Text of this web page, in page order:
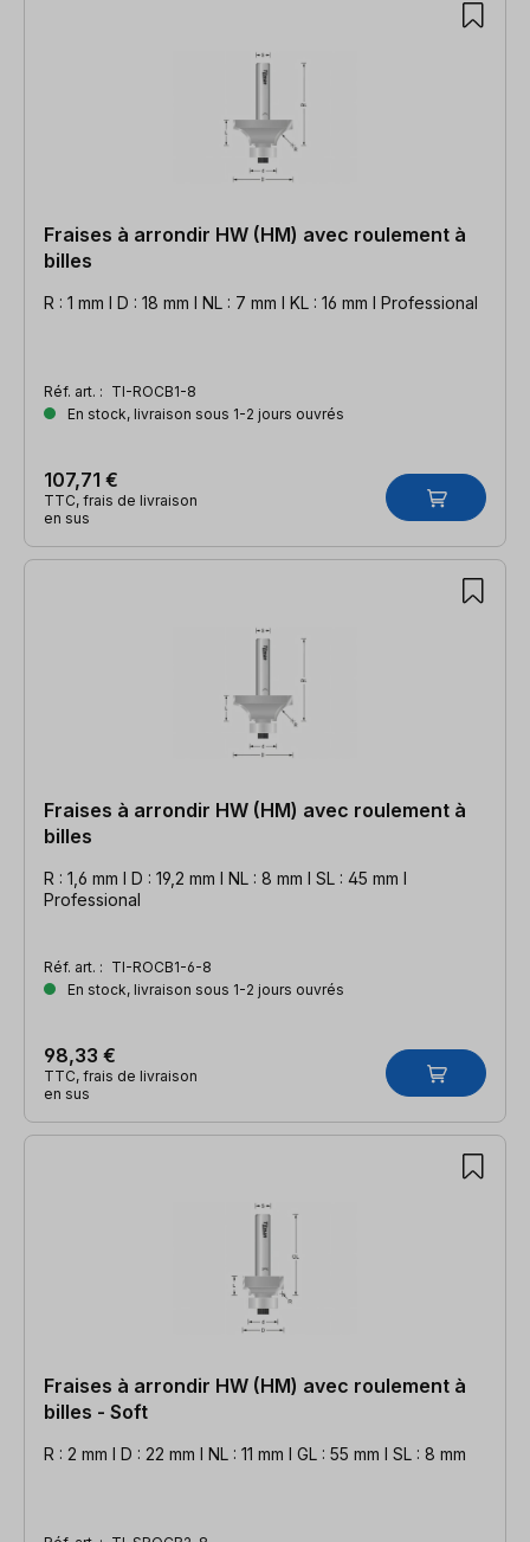
Fraises à arrondir HW (HM) avec roulement à
billes
R : 1 mm l D : 18 mm l NL : 7 mm l KL : 16 mm l Professional
Réf. art. : TI-ROCB1-8
En stock, livraison sous 1-2 jours ouvrés
107,71 €
TTC, frais de livraison
en sus
Fraises à arrondir HW (HM) avec roulement à
billes
R : 1,6 mm l D : 19,2 mm l NL : 8 mm l SL : 45 mm l
Professional
Réf. art. : TI-ROCB1-6-8
En stock, livraison sous 1-2 jours ouvrés
98,33 €
TTC, frais de livraison
en sus
Fraises à arrondir HW (HM) avec roulement à
billes - Soft
R : 2 mm l D : 22 mm l NL : 11 mm l GL : 55 mm l SL : 8 mm